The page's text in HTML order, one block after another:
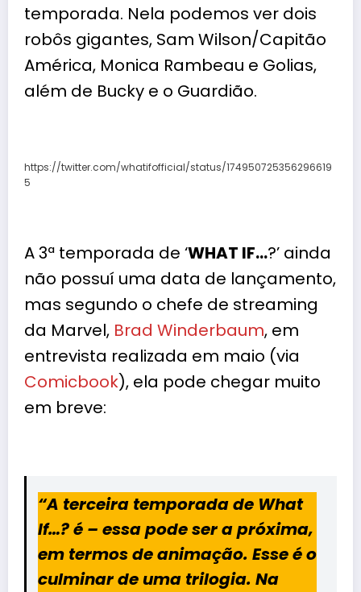
temporada. Nela podemos ver dois
robôs gigantes, Sam Wilson/Capitão
América, Monica Rambeau e Golias,
além de Bucky e o Guardião.
https://twitter.com/whatifofficial/status/174950725356296619
5
A 3ª temporada de ‘WHAT IF…?’ ainda
não possuí uma data de lançamento,
mas segundo o chefe de streaming
da Marvel, Brad Winderbaum, em
entrevista realizada em maio (via
Comicbook), ela pode chegar muito
em breve:
“A terceira temporada de What
If…? é – essa pode ser a próxima,
em termos de animação. Esse é o
culminar de uma trilogia. Na